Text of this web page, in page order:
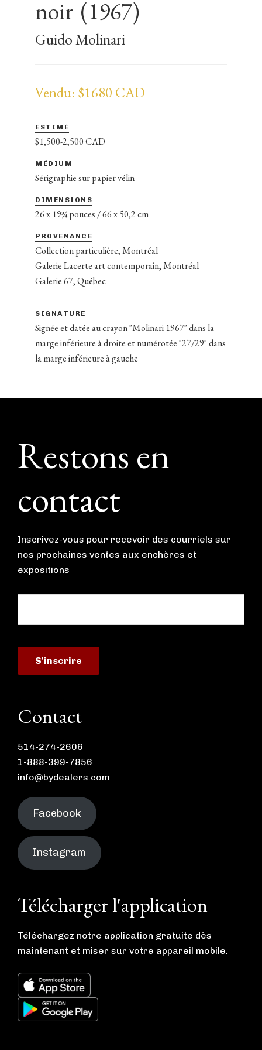
noir (1967)
Guido Molinari
Vendu: $1680 CAD
ESTIMÉ
$1,500-2,500 CAD
MÉDIUM
Sérigraphie sur papier vélin
DIMENSIONS
26 x 19¾ pouces / 66 x 50,2 cm
PROVENANCE
Collection particulière, Montréal
Galerie Lacerte art contemporain, Montréal
Galerie 67, Québec
SIGNATURE
Signée et datée au crayon "Molinari 1967" dans la
marge inférieure à droite et numérotée "27/29" dans
la marge inférieure à gauche
Footer
Restons en
contact
Inscrivez-vous pour recevoir des courriels sur
nos prochaines ventes aux enchères et
expositions
Contact
514-274-2606
1-888-399-7856
info@bydealers.com
Facebook
Instagram
Télécharger l'application
Téléchargez notre application gratuite dès
maintenant et miser sur votre appareil mobile.